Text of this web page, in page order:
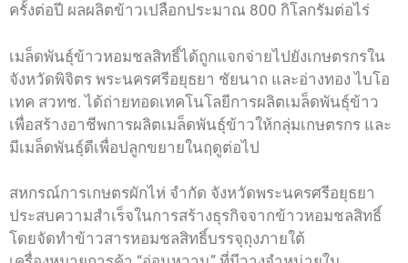
ครั้งต่อปี ผลผลิตข้าวเปลือกประมาณ 800 กิโลกรัมต่อไร่
เมล็ดพันธุ์ข้าวหอมชลสิทธิ์ได้ถูกแจกจ่ายไปยังเกษตรกรใน
จังหวัดพิจิตร พระนครศรีอยุธยา ชัยนาถ และอ่างทอง ไบโอ
เทค สวทช. ได้ถ่ายทอดเทคโนโลยีการผลิตเมล็ดพันธุ์ข้าว
เพื่อสร้างอาชีพการผลิตเมล็ดพันธุ์ข้าวให้กลุ่มเกษตรกร และ
มีเมล็ดพันธุ์ดีเพื่อปลูกขยายในฤดูต่อไป
สหกรณ์การเกษตรผักไห่ จำกัด จังหวัดพระนครศรีอยุธยา
ประสบความสำเร็จในการสร้างธุรกิจจากข้าวหอมชลสิทธิ์
โดยจัดทำข้าวสารหอมชลสิทธิ์บรรจุถุงภายใต้